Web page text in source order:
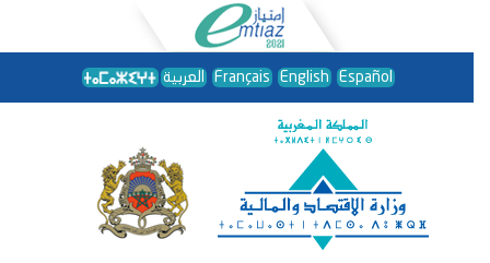
العربية Français English Español